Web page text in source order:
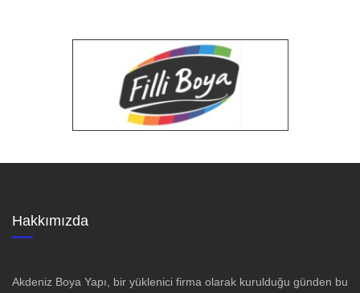
Hakkımızda
Akdeniz Boya Yapı, bir yüklenici firma olarak kurulduğu günden bu